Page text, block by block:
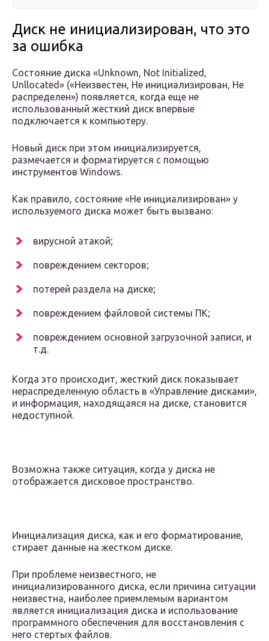
Диск не инициализирован, что это
за ошибка
Состояние диска «Unknown, Not Initialized,
Unllocated» («Неизвестен, Не инициализирован, Не
распределен») появляется, когда еще не
использованный жесткий диск впервые
подключается к компьютеру.
Новый диск при этом инициализируется,
размечается и форматируется с помощью
инструментов Windows.
Как правило, состояние «Не инициализирован» у
используемого диска может быть вызвано:
вирусной атакой;
повреждением секторов;
потерей раздела на диске;
повреждением файловой системы ПК;
повреждением основной загрузочной записи, и
т.д.
Когда это происходит, жесткий диск показывает
нераспределенную область в «Управление дисками»,
и информация, находящаяся на диске, становится
недоступной.
Возможна также ситуация, когда у диска не
отображается дисковое пространство.
Инициализация диска, как и его форматирование,
стирает данные на жестком диске.
При проблеме неизвестного, не
инициализированного диска, если причина ситуации
неизвестна, наиболее приемлемым вариантом
является инициализация диска и использование
программного обеспечения для восстановления с
него стертых файлов.